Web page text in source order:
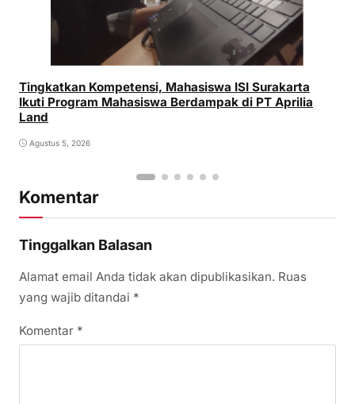
Tingkatkan Kompetensi, Mahasiswa ISI Surakarta
Ikuti Program Mahasiswa Berdampak di PT Aprilia
Land
Agustus 5, 2026
Komentar
Tinggalkan Balasan
Alamat email Anda tidak akan dipublikasikan. Ruas
yang wajib ditandai *
Komentar *